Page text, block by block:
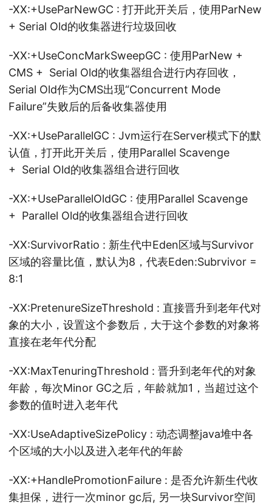
-XX:+UseParNewGC : 打开此开关后，使用ParNew
+ Serial Old的收集器进行垃圾回收
-XX:+UseConcMarkSweepGC : 使用ParNew +
CMS + Serial Old的收集器组合进行内存回收，
Serial Old作为CMS出现“Concurrent Mode
Failure”失败后的后备收集器使用
-XX:+UseParallelGC : Jvm运行在Server模式下的默
认值，打开此开关后，使用Parallel Scavenge
+ Serial Old的收集器组合进行回收
-XX:+UseParallelOldGC : 使用Parallel Scavenge
+ Parallel Old的收集器组合进行回收
-XX:SurvivorRatio : 新生代中Eden区域与Survivor
区域的容量比值，默认为8，代表Eden:Subrvivor =
8:1
-XX:PretenureSizeThreshold : 直接晋升到老年代对
象的大小，设置这个参数后，大于这个参数的对象将
直接在老年代分配
-XX:MaxTenuringThreshold : 晋升到老年代的对象
年龄，每次Minor GC之后，年龄就加1，当超过这个
参数的值时进入老年代
-XX:UseAdaptiveSizePolicy : 动态调整java堆中各
个区域的大小以及进入老年代的年龄
-XX:+HandlePromotionFailure : 是否允许新生代收
集担保，进行一次minor gc后, 另一块Survivor空间